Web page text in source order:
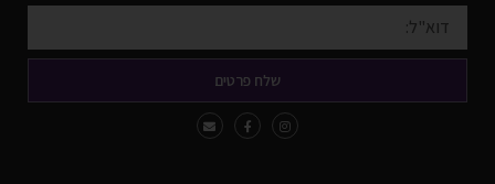
שלח פרטים